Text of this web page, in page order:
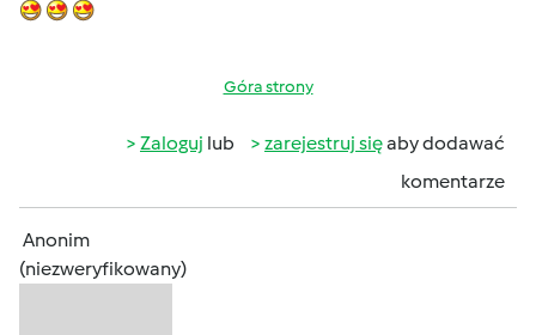
Góra strony
Zaloguj lub zarejestruj sięaby dodawać
komentarze
Anonim
(niezweryfikowany)